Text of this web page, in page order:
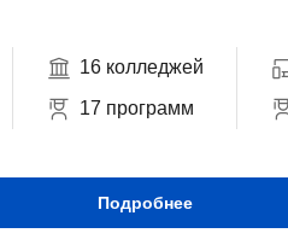
16 колледжей
17 программ
Подробнее